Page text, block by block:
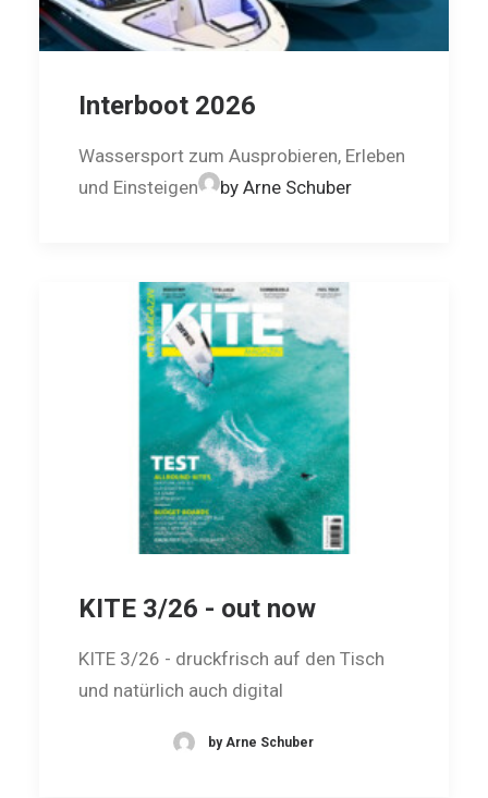
Interboot 2026
Wassersport zum Ausprobieren, Erleben
und Einsteigen
by Arne Schuber
KITE 3/26 - out now
KITE 3/26 - druckfrisch auf den Tisch
und natürlich auch digital
by Arne Schuber